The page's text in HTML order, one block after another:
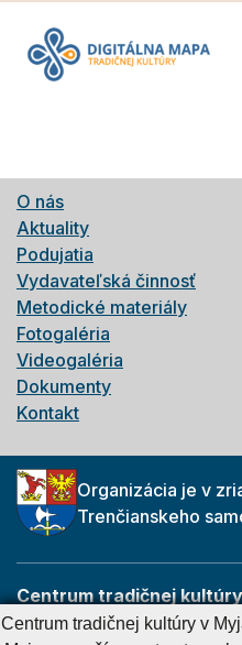
O nás
Aktuality
Podujatia
Vydavateľská činnosť
Metodické materiály
Fotogaléria
Videogaléria
Dokumenty
Kontakt
Organizácia je v
Trenčianskeho
Centrum tradičnej
Partizánska 290/17
907 01 Myjava
Centrum tradičnej kultúry v